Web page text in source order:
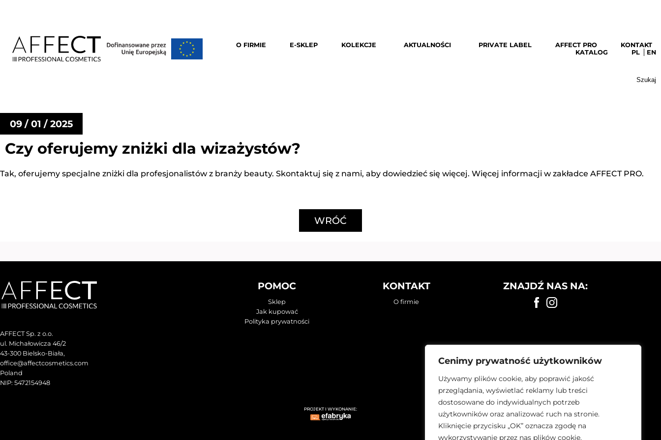
Cenimy prywatność użytkowników
Używamy plików cookie, aby poprawić jakość
przeglądania, wyświetlać reklamy lub treści
dostosowane do indywidualnych potrzeb
użytkowników oraz analizować ruch na stronie.
Kliknięcie przycisku „OK” oznacza zgodę na
wykorzystywanie przez nas plików cookie.
O FIRMIE E-SKLEP KOLEKCJE AKTUALNOŚCI PRIVATE LABEL AFFECT PRO
KONTAKT
KATALOG
PL EN
09 / 01 / 2025
Czy oferujemy zniżki dla wizażystów?
Tak, oferujemy specjalne zniżki dla profesjonalistów z branży beauty. Skontaktuj się z nami, aby dowiedzieć się więcej. Więcej informacji w zakładce AFFECT PRO.
WRÓĆ
AFFECT Sp. z o.o.
ul. Michałowicza 46/2
43-300 Bielsko-Biała,
office@affectcosmetics.com
Poland
NIP: 5472154948
POMOC
Sklep
Jak kupować
Polityka prywatności
KONTAKT
O firmie
ZNAJDŹ NAS NA:
PROJEKT I WYKONANIE: